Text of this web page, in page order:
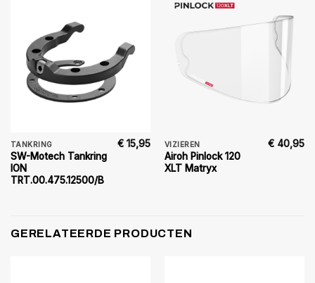
TANKRING
SW-Motech Tankring
ION
TRT.00.475.12500/B
€ 15,95 VIZIEREN
Airoh Pinlock 120
XLT Matryx
€ 40,95
GERELATEERDE PRODUCTEN